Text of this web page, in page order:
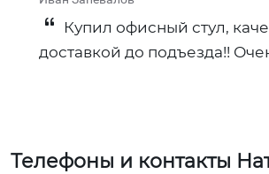
Купил офисный стул,
доставкой до подъезда!!
Телефоны и контакты